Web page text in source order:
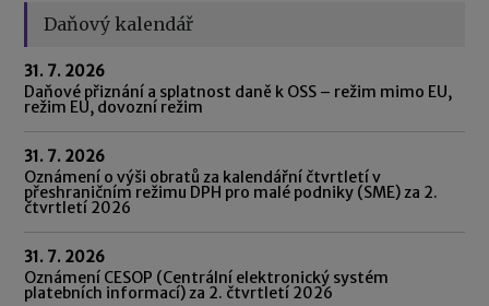
Daňový kalendář
31. 7. 2026
Daňové přiznání a splatnost daně k OSS – režim mimo EU,
režim EU, dovozní režim
31. 7. 2026
Oznámení o výši obratů za kalendářní čtvrtletí v
přeshraničním režimu DPH pro malé podniky (SME) za 2.
čtvrtletí 2026
31. 7. 2026
Oznámení CESOP (Centrální elektronický systém
platebních informací) za 2. čtvrtletí 2026